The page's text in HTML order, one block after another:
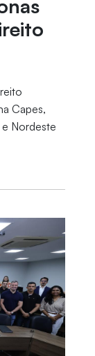
Capes,
Nordeste